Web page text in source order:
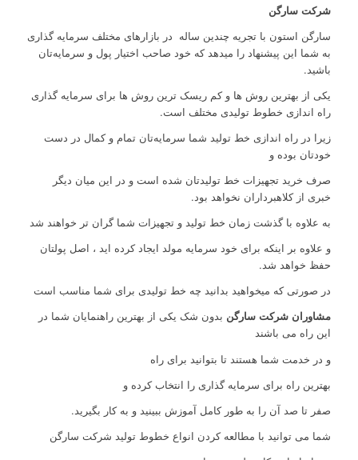
شرکت سارگن
سارگن استون با تجریه چندین ساله در بازارهای مختلف سرمایه گذاری
به شما این پیشنهاد را میدهد که خود صاحب اختیار پول و سرمایه‌تان
باشید.
یکی از بهترین روش ها و کم ریسک ترین روش ها برای سرمایه گذاری
راه اندازی خطوط تولیدی مختلف است.
زیرا در راه اندازی خط تولید شما سرمایه‌تان تمام و کمال در دست
خودتان بوده و
صرف خرید تجهیزات خط تولیدتان شده است و در این میان دیگر
خبری از کلاهبرداران نخواهد بود.
به علاوه با گذشت زمان خط تولید و تجهیزات شما گران تر خواهند شد
و علاوه بر اینکه برای خود سرمایه مولد ایجاد کرده اید ، اصل پولتان
حفظ خواهد شد.
در صورتی که میخواهید بدانید چه خط تولیدی برای شما مناسب است
مشاوران شرکت سارگن بدون شک یکی از بهترین راهنمایان شما در
این راه می باشند
و در خدمت شما هستند تا بتوانید برای راه
بهترین راه برای سرمایه گذاری را انتخاب کرده و
صفر تا صد آن را به طور کامل آموزش ببینید و به کار بگیرید.
شما می توانید با مطالعه کردن انواع خطوط تولید شرکت سارگن